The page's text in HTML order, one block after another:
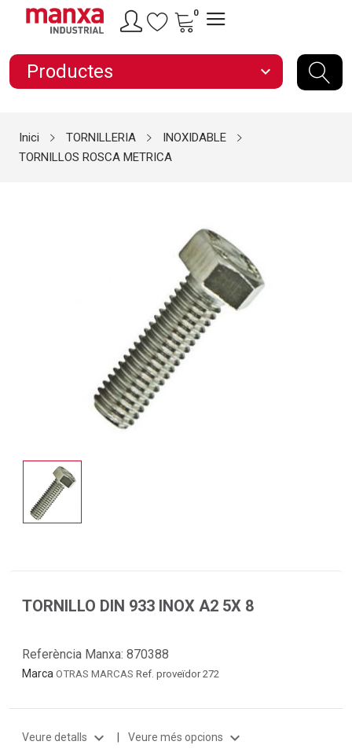
0
Productes expand_more
Inici TORNILLERIA
INOXIDABLE
TORNILLOS ROSCA METRICA
TORNILLO DIN 933 INOX A2 5X 8
Referència Manxa: 870388
Marca OTRAS MARCAS Ref. proveïdor 272
Veure detalls expand_more | Veure més opcions expand_more